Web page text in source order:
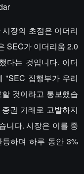
장의 초점은 이더리
SEC가 이더리움 2.0
다는 것입니다. 이더
"SEC 집행부가 우리
것이라고 통보했습
권 거래로 고발하지
니다. 시장은 이를 중
하며 하루 동안 3%